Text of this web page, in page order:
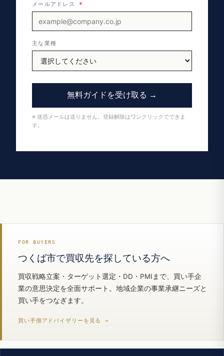
メールアドレス *
主な業種
無料ガイドを受け取る →
※ 迷惑メールは送りません。登録解除はワンクリックでできま
す。
FOR BUYERS
つくば市で買収先を探している方へ
買収戦略立案・ターゲット選定・DD・PMIまで、買い手企
業の意思決定を全面サポート。地域企業の事業承継ニーズと
買い手をつなぎます。
買い手側アドバイザリーを見る →